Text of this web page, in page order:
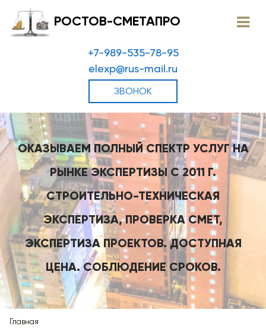
РОСТОВ-СМЕТАПРО
+7-989-535-78-95
elexp@rus-mail.ru
ЗВОНОК
ОКАЗЫВАЕМ ПОЛНЫЙ СПЕКТР УСЛУГ НА
РЫНКЕ ЭКСПЕРТИЗЫ С 2011 Г.
СТРОИТЕЛЬНО-ТЕХНИЧЕСКАЯ
ЭКСПЕРТИЗА, ПРОВЕРКА СМЕТ,
ЭКСПЕРТИЗА ПРОЕКТОВ. ДОСТУПНАЯ
ЦЕНА. СОБЛЮДЕНИЕ СРОКОВ.
Главная